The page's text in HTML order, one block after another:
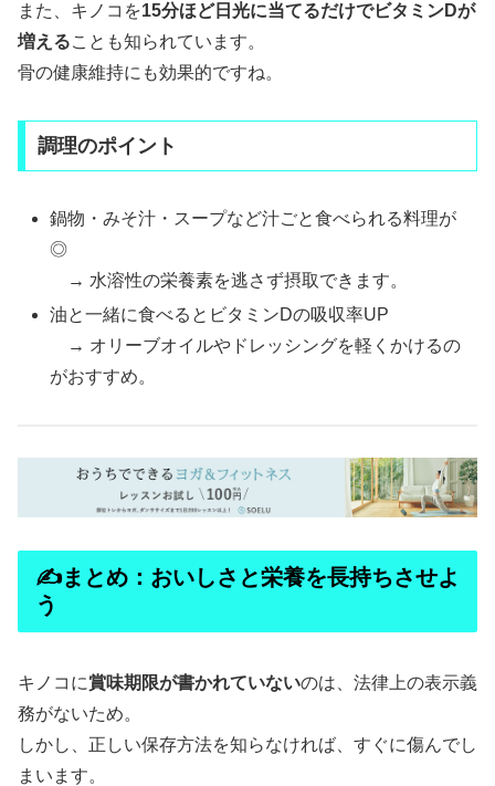
また、キノコを15分ほど日光に当てるだけでビタミンDが
増えることも知られています。
骨の健康維持にも効果的ですね。
調理のポイント
鍋物・みそ汁・スープなど汁ごと食べられる料理が
◎
→ 水溶性の栄養素を逃さず摂取できます。
油と一緒に食べるとビタミンDの吸収率UP
→ オリーブオイルやドレッシングを軽くかけるの
がおすすめ。
✍️まとめ：おいしさと栄養を長持ちさせよ
う
キノコに賞味期限が書かれていないのは、法律上の表示義
務がないため。
しかし、正しい保存方法を知らなければ、すぐに傷んでし
まいます。